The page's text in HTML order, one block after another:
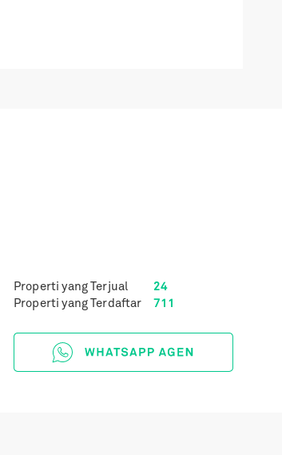
Properti yang Terjual
24
Properti yang Terdaftar
711